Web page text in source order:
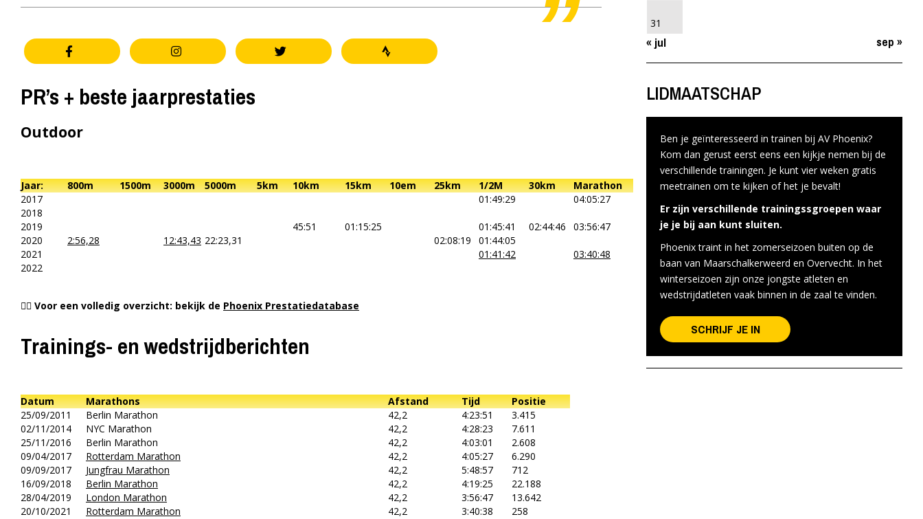
PR’s + beste jaarprestaties
Outdoor
Jaar: 800m 1500m 3000m 5000m 5km 10km 15km 10em 25km 1/2M 30km
Marathon
2017
01:49:29
04:05:27
2018
2019
45:51 01:15:25 01:45:41 02:44:46
03:56:47
2020
2:56,28 12:43,43 22:23,31 02:08:19
01:44:05
2021
01:41:42
03:40:48
2022
👉🏻 Voor een volledig overzicht: bekijk de Phoenix Prestatiedatabase
Trainings- en wedstrijdberichten
Datum Marathons Afstand Tijd
Positie
25/09/2011
Berlin Marathon 42,2 4:23:51
3.415
02/11/2014
NYC Marathon 42,2 4:28:23
7.611
25/11/2016
Berlin Marathon 42,2 4:03:01
2.608
09/04/2017
Rotterdam Marathon 42,2 4:05:27
6.290
09/09/2017
Jungfrau Marathon 42,2 5:48:57
712
16/09/2018
Berlin Marathon 42,2 4:19:25
22.188
28/04/2019
London Marathon 42,2 3:56:47
13.642
20/10/2021
Rotterdam Marathon 42,2 3:40:38 258
31
« jul sep »
LIDMAATSCHAP
Ben je geïnteresseerd in trainen bij AV Phoenix?
Kom dan gerust eerst eens een kijkje nemen bij de
verschillende trainingen. Je kunt vier weken gratis
meetrainen om te kijken of het je bevalt!
Er zijn verschillende trainingssgroepen waar
je je bij aan kunt sluiten.
Phoenix traint in het zomerseizoen buiten op de
baan van Maarschalkerweerd en Overvecht. In het
winterseizoen zijn onze jongste atleten en
wedstrijdatleten vaak binnen in de zaal te vinden.
SCHRIJF JE IN